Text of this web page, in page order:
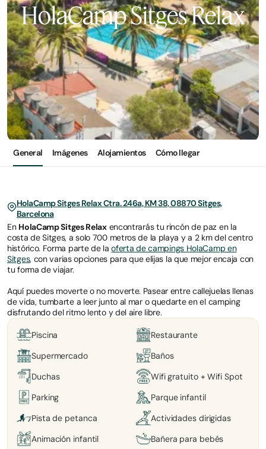
HolaCamp Sitges Relax
General Imágenes Alojamientos Cómo llegar
HolaCamp Sitges Relax Ctra. 246a, KM 38, 08870 Sitges,
Barcelona
En HolaCamp Sitges Relaxencontrarás tu rincón de paz en la
costa de Sitges, a solo 700 metros de la playa y a 2 km del centro
histórico. Forma parte de laoferta de campings HolaCamp en
Sitges, con varias opciones para que elijas la que mejor encaja con
tu forma de viajar.
Aquí puedes moverte o no moverte. Pasear entre callejuelas llenas
de vida, tumbarte a leer junto al mar o quedarte en el camping
disfrutando del ritmo lento y del aire libre.
Piscina
Restaurante
Supermercado
Baños
Duchas
Wifi gratuito + Wifi Spot
Parking
Parque infantil
Pista de petanca
Actividades dirigidas
Animación infantil
Bañera para bebés